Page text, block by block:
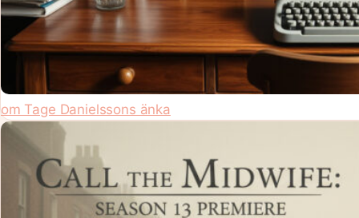
om Tage Danielssons änka